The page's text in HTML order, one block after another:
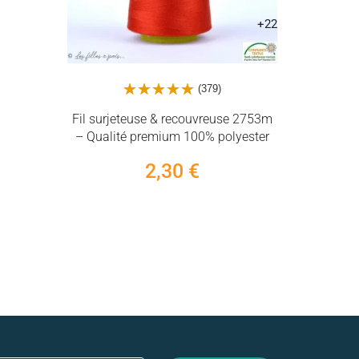
+22
(379)
Fil surjeteuse & recouvreuse 2753m
– Qualité premium 100% polyester
2,30 €